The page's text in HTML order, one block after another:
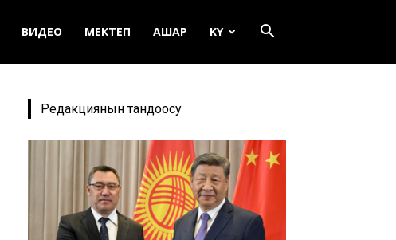
ВИДЕО МЕКТЕП АШАР KY
Редакциянын тандоосу